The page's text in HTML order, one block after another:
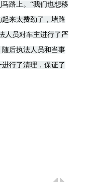
路上。“我们也想移
来太费劲了，堵路
人员对车主进行了严
后执法人员和当事
行了清理，保证了